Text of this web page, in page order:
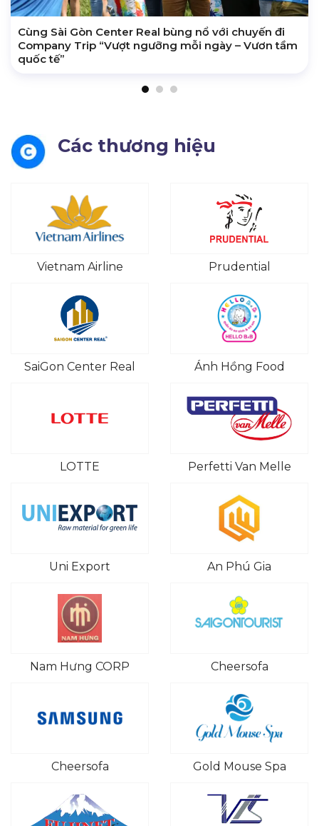
Cùng Sài Gòn Center Real bùng nổ với chuyến đi
Company Trip “Vượt ngưỡng mỗi ngày – Vươn tầm
quốc tế”
Các thương hiệu
Vietnam Airline Prudential
SaiGon Center Real Ánh Hồng Food
LOTTE Perfetti Van Melle
Uni Export An Phú Gia
Nam Hưng CORP Cheersofa
Cheersofa Gold Mouse Spa